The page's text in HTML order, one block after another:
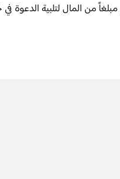
من المال لتلبية الدعوة